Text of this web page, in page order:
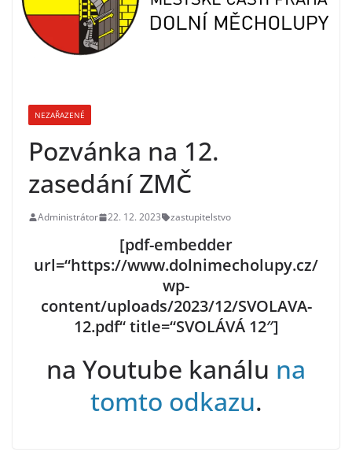
NEZAŘAZENÉ
Pozvánka na 12.
zasedání ZMČ
Administrátor 22. 12. 2023 zastupitelstvo
[pdf-embedder
url=“https://www.dolnimecholupy.cz/
wp-
content/uploads/2023/12/SVOLAVA-
12.pdf“ title=“SVOLÁVÁ 12″]
na Youtube kanálu na
tomto odkazu.